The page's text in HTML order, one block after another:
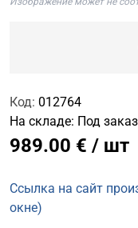
Код: 012764
На складе: Под заказ
989.00 € / шт
Ссылка на сайт
окне)